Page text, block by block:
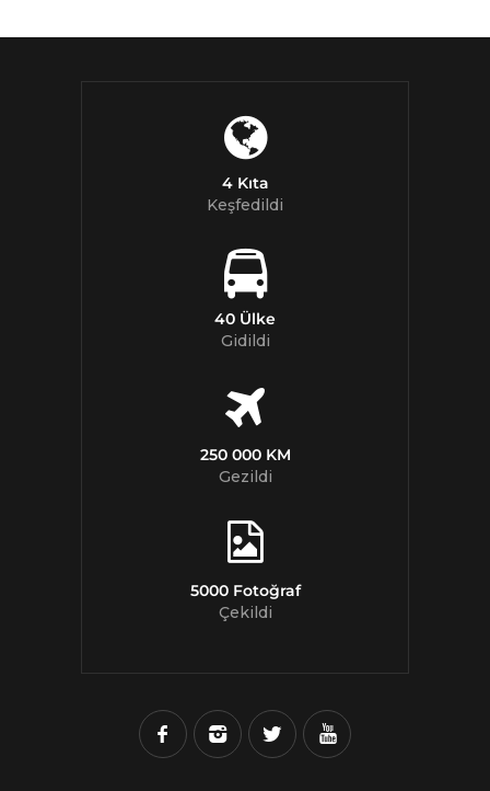
4 Kıta
Keşfedildi
40 Ülke
Gidildi
250 000 KM
Gezildi
5000 Fotoğraf
Çekildi